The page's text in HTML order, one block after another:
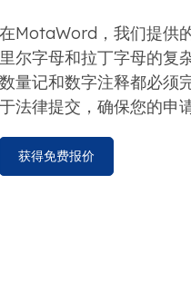
在MotaWord，我们提供
里尔字母和拉丁字母的复
数量记和数字注释都必须
于法律提交，确保您的申
获得免费报价